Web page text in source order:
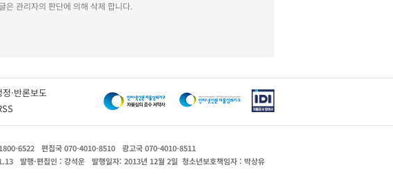
은 관리자의 판단에 의해 삭제 합니다.
정·반론보도
6522 편집국 070-4010-8510
광고국 070-4010-8511
발행·편집인 : 강석운 발행일자: 2013년 12월 2일 청소년보호책임자 : 박상유